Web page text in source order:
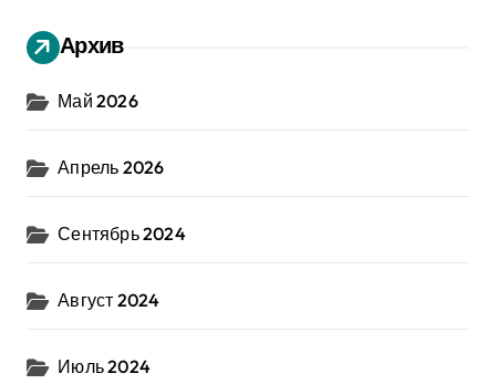
Архив
Май 2026
Апрель 2026
Сентябрь 2024
Август 2024
Июль 2024